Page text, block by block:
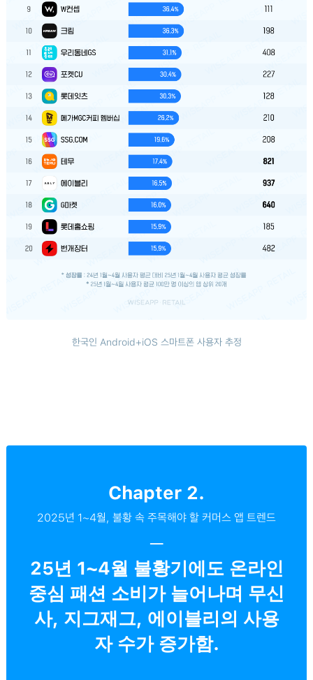
한국인 Android+iOS 스마트폰 사용자 추정
Chapter 2.
2025년 1~4월, 불황 속 주목해야 할 커머스 앱 트렌드
─
25년 1~4월 불황기에도 온라인
중심 패션 소비가 늘어나며 무신
사, 지그재그, 에이블리의 사용
자 수가 증가함.